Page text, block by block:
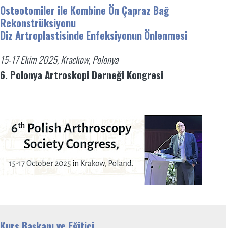
Osteotomiler ile Kombine Ön Çapraz Bağ
Rekonstrüksiyonu
Diz Artroplastisinde Enfeksiyonun Önlenmesi
15-17 Ekim 2025, Krackow, Polonya
6. Polonya Artroskopi Derneği Kongresi